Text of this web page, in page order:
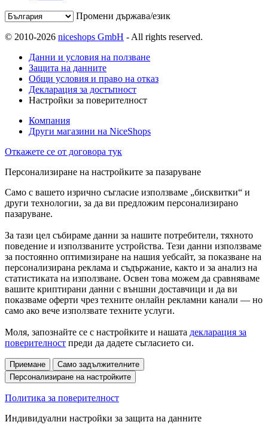
Промени държава/език
© 2010-2026 niceshops GmbH - All rights reserved.
Данни и условия на ползване
Защита на данните
Общи условия и право на отказ
Декларация за достъпност
Настройки за поверителност
Компания
Други магазини на NiceShops
Откажете се от договора тук
Персонализиране на настройките за пазаруване
Само с вашето изрично съгласие използваме „бисквитки“ и
други технологии, за да ви предложим персонализирано
пазаруване.
За тази цел събираме данни за нашите потребители, тяхното
поведение и използваните устройства. Тези данни използваме
за постоянно оптимизиране на нашия уебсайт, за показване на
персонализирана реклама и съдържание, както и за анализ на
статистиката на използване. Освен това можем да сравняваме
вашите криптирани данни с външни доставчици и да ви
показваме оферти чрез техните онлайн рекламни канали — но
само ако вече използвате техните услуги.
Моля, запознайте се с настройките и нашата декларация за
поверителност преди да дадете съгласието си.
Приемане
Само задължителните
Персонализиране на настройките
Политика за поверителност
Индивидуални настройки за защита на данните